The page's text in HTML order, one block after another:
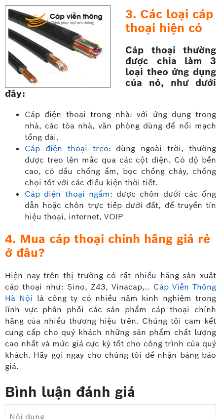
3. Các loại cáp
thoại hiện có
Cáp thoại thường
được chia làm 3
loại theo ứng dụng
của nó, như dưới
đây:
Cáp điện thoại trong nhà: với ứng dụng trong
nhà, các tòa nhà, văn phòng dùng để nối mạch
tổng đài.
Cáp điện thoại treo: dùng ngoài trời, thường
được treo lên mắc qua các cột điện. Có độ bền
cao, có dầu chống ẩm, bọc chống cháy, chống
chọi tốt với các điều kiện thời tiết.
Cáp điện thoại ngầm: được chôn dưới các ống
dẫn hoặc chôn trực tiếp dưới đất, để truyền tín
hiệu thoại, internet, VOIP
4. Mua cáp thoại chính hãng giá rẻ
ở đâu?
Hiện nay trên thị trường có rất nhiều hãng sản xuất
cáp thoại như: Sino, Z43, Vinacap,.. Cáp Viễn Thông
Hà Nội là công ty có nhiều năm kinh nghiệm trong
lĩnh vực phân phối các sản phẩm cáp thoại chính
hãng của nhiều thương hiệu trên. Chúng tôi cam kết
cung cấp cho quý khách những sản phẩm chất lượng
cao nhất và mức giá cực kỳ tốt cho công trình của quý
khách. Hãy gọi ngay cho chúng tôi để nhận bảng báo
giá.
Bình luận đánh giá